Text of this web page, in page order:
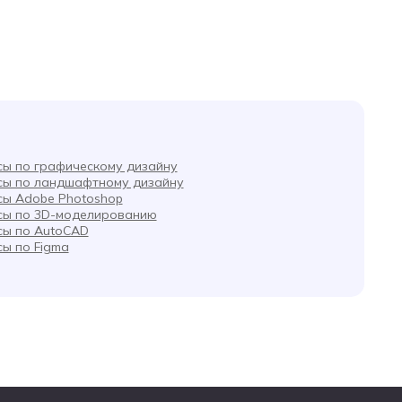
по графическому дизайну
по ландшафтному дизайну
Adobe Photoshop
по 3D-моделированию
по AutoCAD
по Figma